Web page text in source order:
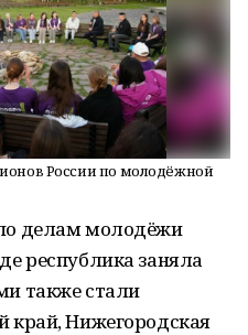
России по молодёжной
делам молодёжи
республика заняла
также стали
край, Нижегородская